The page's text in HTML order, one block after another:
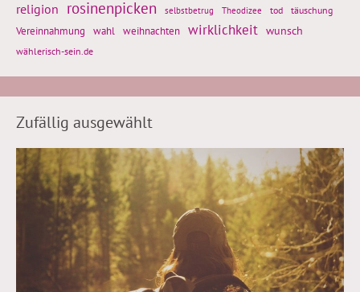
religion rosinenpicken selbstbetrug Theodizee tod täuschung
Vereinnahmung wahl weihnachten wirklichkeit wunsch
wählerisch-sein.de
Zufällig ausgewählt